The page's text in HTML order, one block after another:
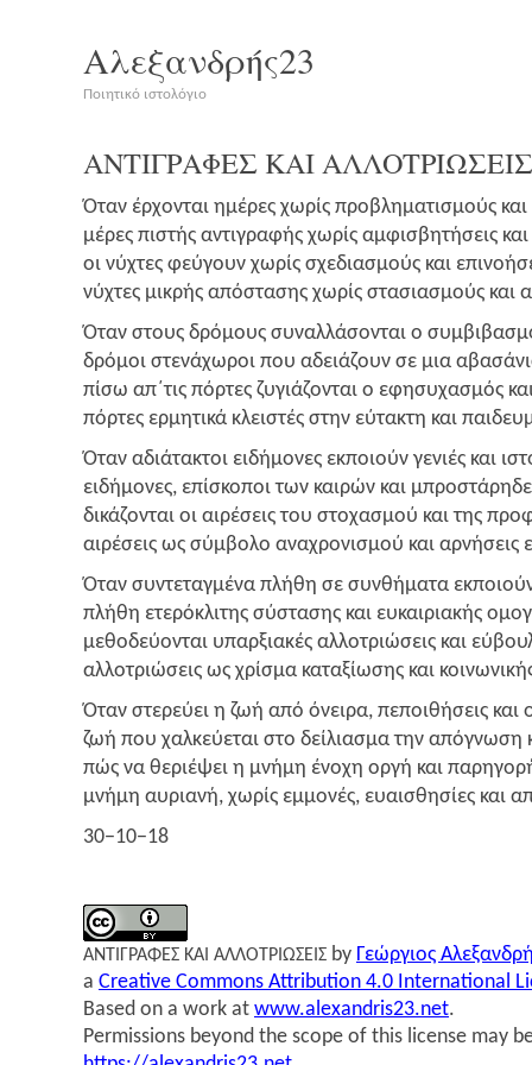
Αλεξανδρής23
Ποιητικό ιστολόγιο
ΑΝΤΙΓΡΑΦΕΣ ΚΑΙΑΛΛΟΤΡΙΩΣΕΙΣ
Όταν έρχο­νται ημέ­ρες χωρίς προ­βλη­μα­τι­σμούς και
μέρες πιστής αντι­γρα­φής χωρίς αμφι­σβη­τή­σεις
οι νύχτες φεύ­γουν χωρίς σχε­δια­σμούς και
νύχτες μικρής από­στα­σης χωρίς στα­σια­σμούς και
Όταν στους δρό­μους συναλ­λά­σο­νται ο
δρό­μοι στε­νά­χω­ροι που αδειά­ζουν σε μια
πίσω απ΄τις πόρ­τες ζυγιά­ζο­νται ο εφη­συ­χα­σμός
πόρ­τες ερμη­τι­κά κλει­στές στην εύτα­κτη και
Όταν αδιά­τα­κτοι ειδή­μο­νες εκποιούν γενιές και
ειδή­μο­νες, επί­σκο­ποι των και­ρών και
δικά­ζο­νται οι αιρέ­σεις του στο­χα­σμού και της
αιρέ­σεις ως σύμ­βο­λο ανα­χρο­νι­σμού και αρνή­σεις
Όταν συντε­ταγ­μέ­να πλή­θη σε συν­θή­μα­τα
πλή­θη ετε­ρό­κλι­της σύστα­σης και ευκαι­ρια­κής
μεθο­δεύ­ο­νται υπαρ­ξια­κές αλλο­τριώ­σεις και
αλλο­τριώ­σεις ως χρί­σμα κατα­ξί­ω­σης και
Όταν στε­ρεύ­ει η ζωή από όνει­ρα, πεποι­θή­σεις και
ζωή που χαλ­κεύ­ε­ται στο δεί­λια­σμα την από­γνω­ση
πώς να θεριέ­ψει η μνή­μη ένο­χη οργή και
μνή­μη αυρια­νή, χωρίς εμμο­νές, ευαι­σθη­σί­ες και
30−10−18
ΑΝΤΙΓΡΑΦΕΣ ΚΑΙ ΑΛΛΟΤΡΙΩΣΕΙΣ by Γεώρ­γιος
a Creative Commons Attribution 4.0 International
Based on a work at www.alexandris23.net.
Permissions beyond the scope of this license may